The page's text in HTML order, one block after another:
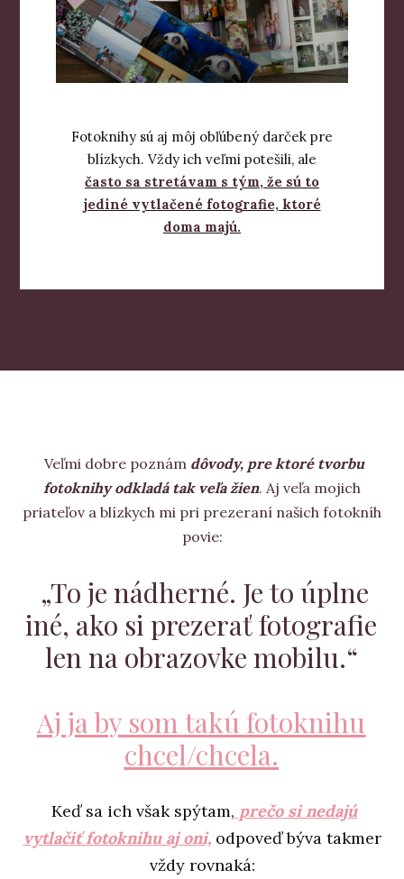
Fotoknihy sú aj môj obľúbený darček pre
blízkych. Vždy ich veľmi potešili, ale
často sa stretávam s tým, že sú to
jediné vytlačené fotografie, ktoré
doma majú.
Veľmi dobre poznám dôvody, pre ktoré tvorbu
fotoknihy odkladá tak veľa žien. Aj veľa mojich
priateľov a blízkych mi pri prezeraní našich fotokníh
povie:
„To je nádherné. Je to úplne
iné, ako si prezerať fotografie
len na obrazovke mobilu.“
Aj ja by som takú fotoknihu
chcel/chcela.
Keď sa ich však spýtam, prečo si nedajú
vytlačiť fotoknihu aj oni,odpoveď býva takmer
vždy rovnaká: